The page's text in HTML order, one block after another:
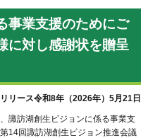
事業支援のためにご
に対し感謝状を贈呈
リース令和8年（2026年）5月21日
諏訪湖創生ビジョンに係る事業支
14回諏訪湖創生ビジョン推進会議